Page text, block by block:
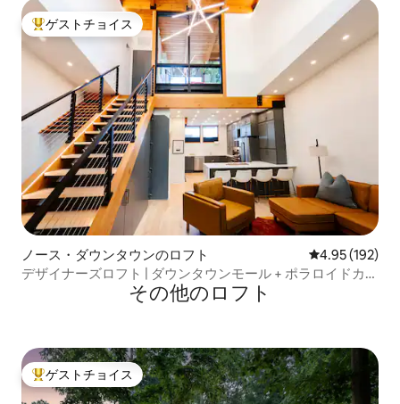
大好評のゲストチョイスです。
ゲストチョイス
ノース・ダウンタウンのロフト レビュー192
4.95 (192)
デザイナーズロフト | ダウンタウンモール + ポラロイドカメ
その他のロフト
大好評のゲストチョイスです。
ゲストチョイス